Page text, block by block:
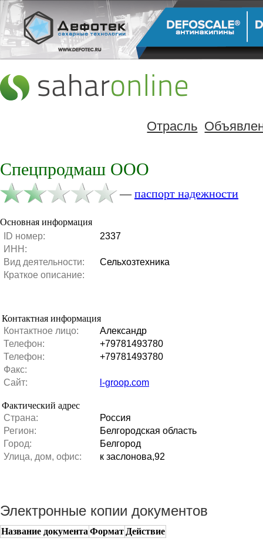
Отрасль
Спецпродмаш ООО
—паспорт надежности
Основная информация
ID номер:
2337
ИНН:
Вид деятельности:
Сельхозтехника
Краткое описание:
Контактная информация
Контактное лицо:
Александр
Телефон:
+79781493780
Телефон:
+79781493780
Факс:
Сайт:
l-groop.com
Фактический адрес
Страна:
Россия
Регион:
Белгородская область
Город:
Белгород
Улица, дом, офис:
к заслонова,92
Электронные копии документов
Название документа Формат Действие